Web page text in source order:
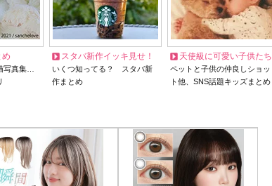
め
写真集…
スタバ新作イッキ見せ！
いくつ知ってる？ スタバ新
作まとめ
天使級に可愛い子供たち
ペットと子供の仲良しショッ
ト他、SNS話題キッズまとめ